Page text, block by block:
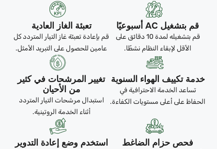
قم بتشغيل AC أسبوعيًا
قم بتشغيله لمدة 10 دقائق على
الأقل لإبقاء النظام نشطًا.
تعبئة الغاز العادية
قم بإعادة تعبئة غاز التيار المتردد كل
عامين للحصول على التبريد الأمثل.
خدمة تكييف الهواء السنوية
تساعد الخدمة الاحترافية في
الحفاظ على أعلى مستويات الكفاءة.
تغيير المرشحات في كثير
من الأحيان
استبدال مرشحات التيار المتردد
أثناء الخدمة الروتينية.
فحص حزام الضاغط استخدم وضع إعادة التدوير